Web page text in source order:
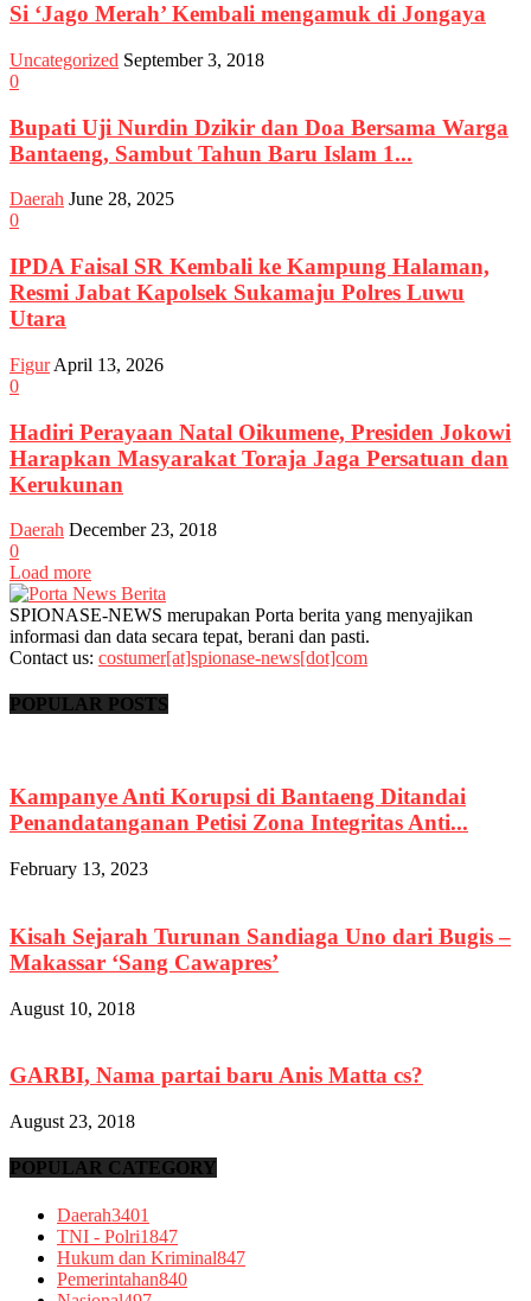
Si ‘Jago Merah’ Kembali mengamuk di Jongaya
Uncategorized September 3, 2018
0
Bupati Uji Nurdin Dzikir dan Doa Bersama Warga
Bantaeng, Sambut Tahun Baru Islam 1...
Daerah June 28, 2025
0
IPDA Faisal SR Kembali ke Kampung Halaman,
Resmi Jabat Kapolsek Sukamaju Polres Luwu
Utara
Figur April 13, 2026
0
Hadiri Perayaan Natal Oikumene, Presiden Jokowi
Harapkan Masyarakat Toraja Jaga Persatuan dan
Kerukunan
Daerah December 23, 2018
0
Load more
SPIONASE-NEWS merupakan Porta berita yang menyajikan
informasi dan data secara tepat, berani dan pasti.
Contact us: costumer[at]spionase-news[dot]com
POPULAR POSTS
Kampanye Anti Korupsi di Bantaeng Ditandai
Penandatanganan Petisi Zona Integritas Anti...
February 13, 2023
Kisah Sejarah Turunan Sandiaga Uno dari Bugis –
Makassar ‘Sang Cawapres’
August 10, 2018
GARBI, Nama partai baru Anis Matta cs?
August 23, 2018
POPULAR CATEGORY
Daerah3401
TNI - Polri1847
Hukum dan Kriminal847
Pemerintahan840